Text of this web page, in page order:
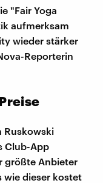
"Fair Yoga
aufmerksam
wieder stärker
Reporterin
Ruskowski
Club-App
größte Anbieter
wie dieser kostet